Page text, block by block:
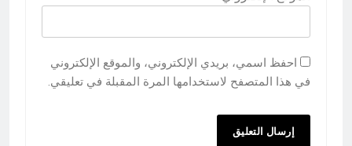
احفظ اسمي، بريدي الإلكتروني، والموقع الإلكتروني
في هذا المتصفح لاستخدامها المرة المقبلة في تعليقي.